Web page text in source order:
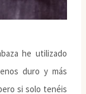
he utilizado
duro y más
si solo tenéis